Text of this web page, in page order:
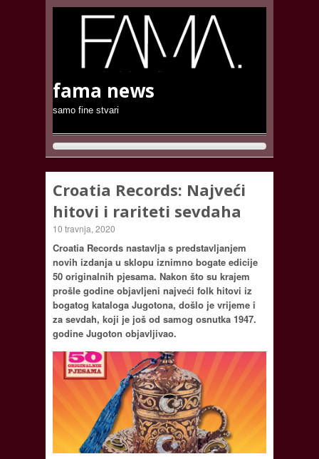
fama news
samo fine stvari
Croatia Records: Najveći
hitovi i rariteti sevdaha
10 travnja, 2020
Croatia Records nastavlja s predstavljanjem
novih izdanja u sklopu iznimno bogate edicije
50 originalnih pjesama. Nakon što su krajem
prošle godine objavljeni najveći folk hitovi iz
bogatog kataloga Jugotona, došlo je vrijeme i
za sevdah, koji je još od samog osnutka 1947.
godine Jugoton objavljivao.